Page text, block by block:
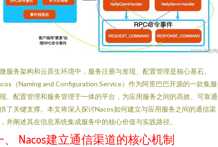
服务架构和云原生环境中，服务注册与发现、配置管理是核心基石。
（Naming and Configuration Service）作为阿里巴巴开源的一款集
、配置管理和服务管理于一体的平台，为应用服务之间的高效、可靠
了关键支撑。本文将深入探讨Nacos如何建立与应用服务之间的通信渠
并阐述其在信息系统集成服务中的核心价值与实践路径。
、 Nacos建立通信渠道的核心机制